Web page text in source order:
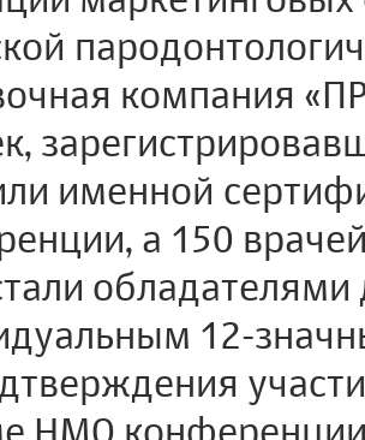
компания
именной
а 150
12-
НМО